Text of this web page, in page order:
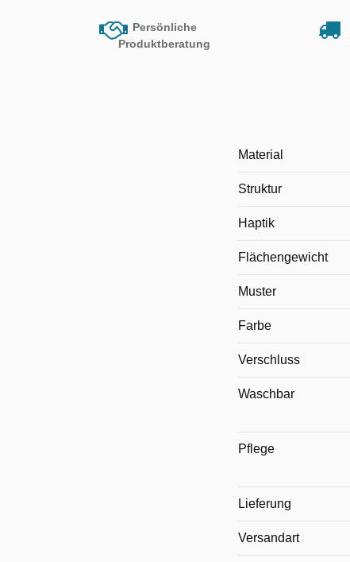
Persönliche
Produktberatung
Material
Struktur
Haptik
Flächengewicht
Muster
Farbe
Verschluss
Waschbar
Pflege
Lieferung
Versandart